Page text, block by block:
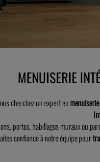
MENUISERIE
cherchez un expert en
portes, habillages muraux ou
confiance à notre équipe pour